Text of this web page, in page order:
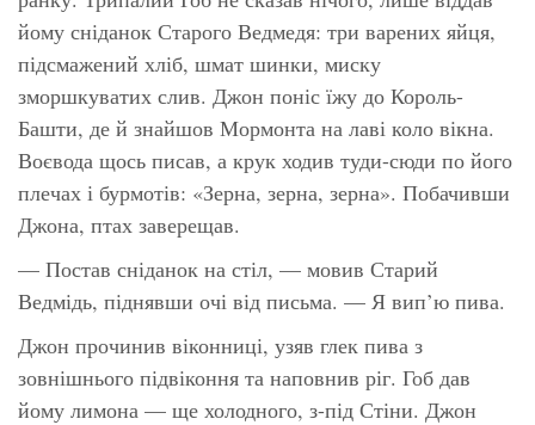
йому сніданок Старого Ведмедя: три варених яйця,
підсмажений хліб, шмат шинки, миску
зморшкуватих слив. Джон поніс їжу до Король-
Башти, де й знайшов Мормонта на лаві коло вікна.
Воєвода щось писав, а крук ходив туди-сюди по його
плечах і бурмотів: «Зерна, зерна, зерна». Побачивши
Джона, птах заверещав.
— Постав сніданок на стіл, — мовив Старий
Ведмідь, піднявши очі від письма. — Я вип’ю пива.
Джон прочинив віконниці, узяв глек пива з
зовнішнього підвіконня та наповнив ріг. Гоб дав
йому лимона — ще холодного, з-під Стіни. Джон